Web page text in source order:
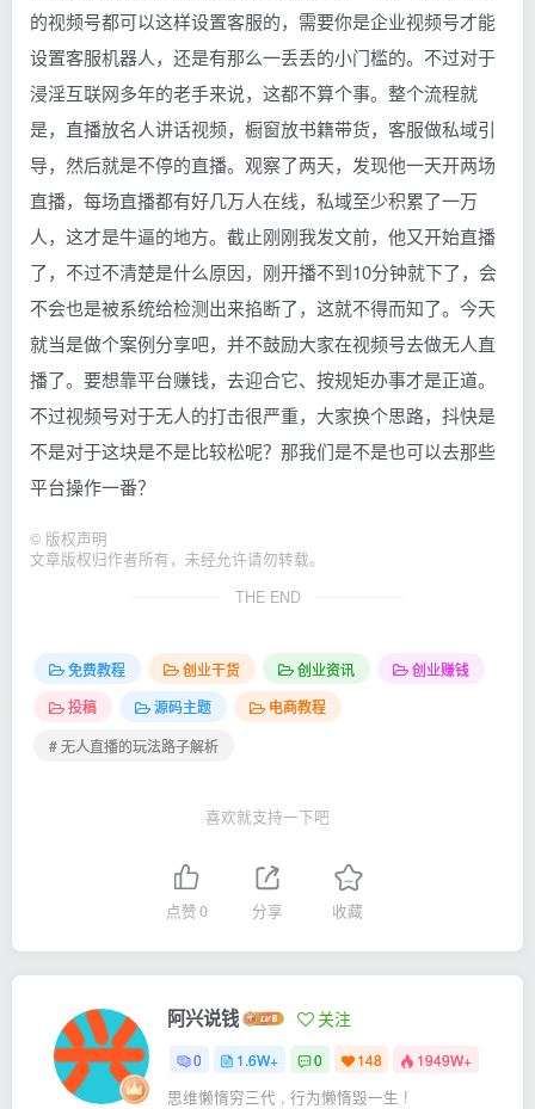
的视频号都可以这样设置客服的，需要你是企业视频号才能
设置客服机器人，还是有那么一丢丢的小门槛的。不过对于
浸淫互联网多年的老手来说，这都不算个事。整个流程就
是，直播放名人讲话视频，橱窗放书籍带货，客服做私域引
导，然后就是不停的直播。观察了两天，发现他一天开两场
直播，每场直播都有好几万人在线，私域至少积累了一万
人，这才是牛逼的地方。截止刚刚我发文前，他又开始直播
了，不过不清楚是什么原因，刚开播不到10分钟就下了，会
不会也是被系统给检测出来掐断了，这就不得而知了。今天
就当是做个案例分享吧，并不鼓励大家在视频号去做无人直
播了。要想靠平台赚钱，去迎合它、按规矩办事才是正道。
不过视频号对于无人的打击很严重，大家换个思路，抖快是
不是对于这块是不是比较松呢？那我们是不是也可以去那些
平台操作一番？
© 版权声明
文章版权归作者所有，未经允许请勿转载。
THE END
免费教程 创业干货 创业资讯
创业赚钱
投稿
源码主题
电商教程
# 无人直播的玩法路子解析
喜欢就支持一下吧
点赞0 分享 收藏
阿兴说钱 关注
0 1.6W+ 0 148 1949W+
思维懒惰穷三代 , 行为懒惰毁一生 !